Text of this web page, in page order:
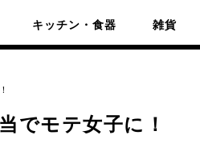
キッチン・食器 雑貨
でモテ女子に！